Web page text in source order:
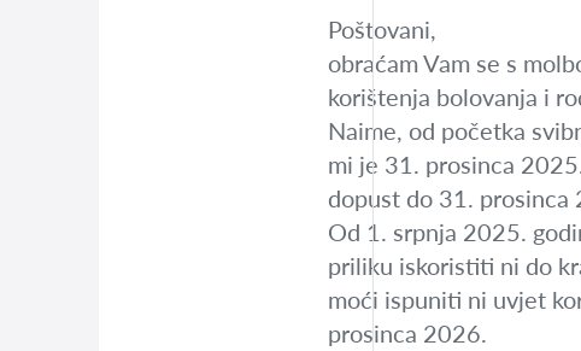
Poštovani,
obraćam Vam se s
korištenja bolovanja i
Naime, od početka
mi je 31. prosinca
dopust do 31.
Od 1. srpnja 2025.
priliku iskoristiti ni do
moći ispuniti ni uvjet
prosinca 2026.